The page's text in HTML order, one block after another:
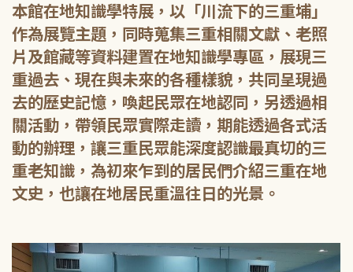
本館在地知識學特展，以「川流下的三重埔」
作為展覽主題，同時蒐集三重相關文獻、老照
片及館藏等資料建置在地知識學專區，展現三
重過去、現在與未來的各種樣貌，共同呈現過
去的歷史記憶，喚起民眾在地認同，另透過相
關活動，帶領民眾實際走讀，期能透過各式活
動的辦理，讓三重民眾能深度認識最真切的三
重老知識，為初來乍到的居民們介紹三重在地
文史，也讓在地居民重溫往日的光景。